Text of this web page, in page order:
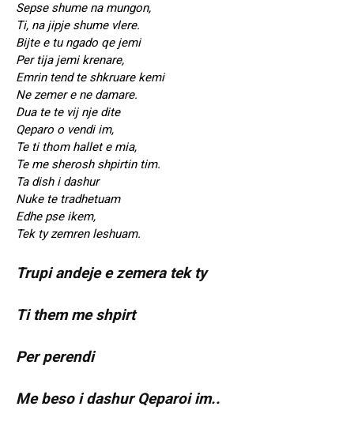
Sepse shume na mungon,
Ti, na jipje shume vlere.
Bijte e tu ngado qe jemi
Per tija jemi krenare,
Emrin tend te shkruare kemi
Ne zemer e ne damare.
Dua te te vij nje dite
Qeparo o vendi im,
Te ti thom hallet e mia,
Te me sherosh shpirtin tim.
Ta dish i dashur
Nuke te tradhetuam
Edhe pse ikem,
Tek ty zemren leshuam.
Trupi andeje e zemera tek ty
Ti them me shpirt
Per perendi
Me beso i dashur Qeparoi im..